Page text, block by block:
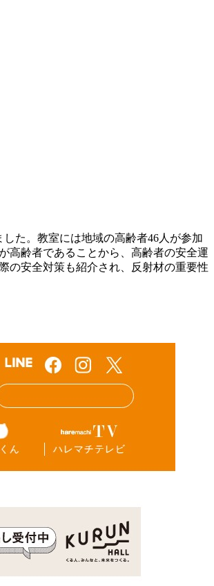
た。教室には地域の高齢者46人が参加
高齢者であることから、高齢者の安全運
の安全対策も紹介され、反射材の重要性